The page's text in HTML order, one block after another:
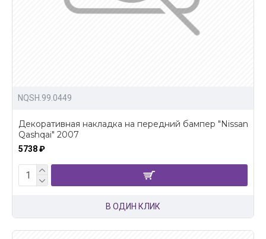
NQSH.99.0449
Декоративная накладка на передний бампер "Nissan
Qashqai" 2007
5738 ₽
В ОДИН КЛИК